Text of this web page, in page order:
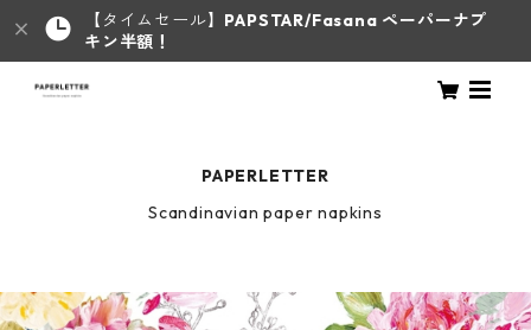
【タイムセール】 PAPSTAR/Fasana ペーパーナプ
キン半額！
PAPERLETTER
Scandinavian paper napkins